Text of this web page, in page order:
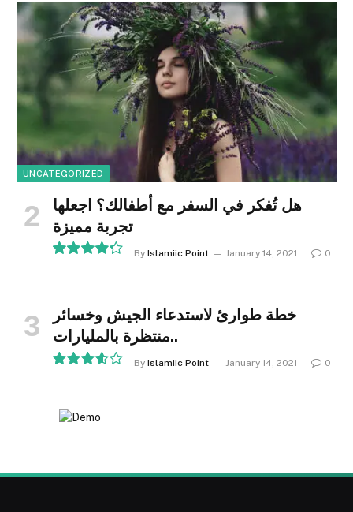
UNCATEGORIZED
هل تُفكر في السفر مع أطفالك؟ اجعلها
تجربة مميزة
By Islamiic Point January 14, 2021 0
خطة طوارئ لاستدعاء الجيش وخسائر
منتظرة بالمليارات..
By Islamiic Point January 14, 2021 0